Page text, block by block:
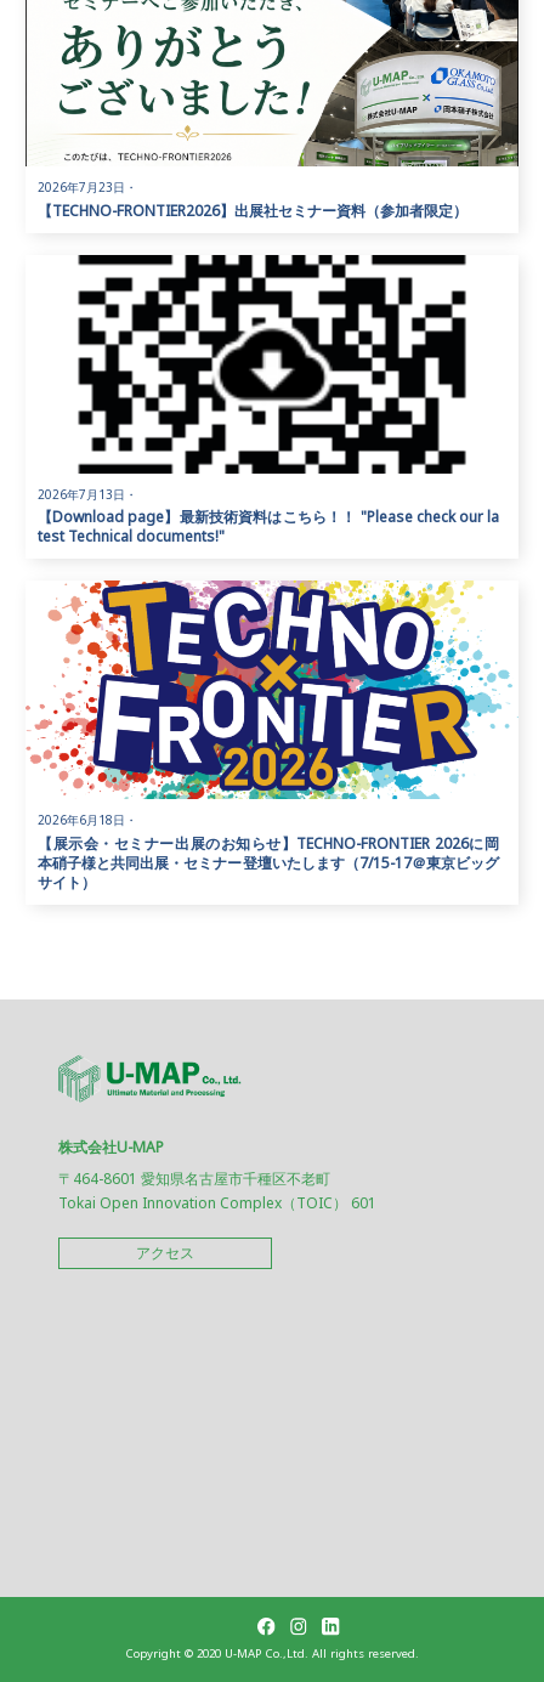
2026年7月23日 ・
【TECHNO-FRONTIER2026】出展社セミナー資料（参加者限定）
2026年7月13日 ・
【Download page】最新技術資料はこちら！！ "Please check our la
test Technical documents!"
2026年6月18日 ・
【展示会・セミナー出展のお知らせ】TECHNO-FRONTIER 2026に岡
本硝子様と共同出展・セミナー登壇いたします（7/15-17＠東京ビッグ
サイト）
株式会社U-MAP
〒464-8601 愛知県名古屋市千種区不老町
Tokai Open Innovation Complex（TOIC） 601
アクセス
Copyright ©︎ 2020 U-MAP Co.,Ltd. All rights reserved.